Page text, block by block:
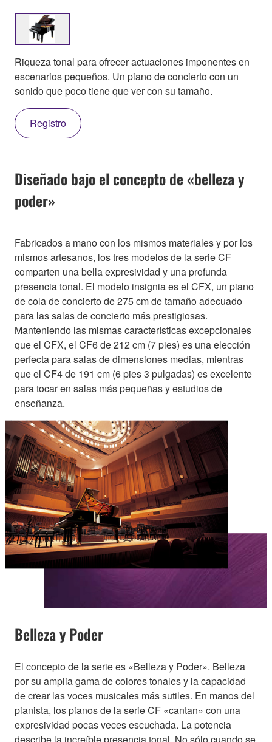
Riqueza tonal para ofrecer actuaciones imponentes en
escenarios pequeños. Un piano de concierto con un
sonido que poco tiene que ver con su tamaño.
Registro
Diseñado bajo el concepto de «belleza y
poder»
Fabricados a mano con los mismos materiales y por los
mismos artesanos, los tres modelos de la serie CF
comparten una bella expresividad y una profunda
presencia tonal. El modelo insignia es el CFX, un piano
de cola de concierto de 275 cm de tamaño adecuado
para las salas de concierto más prestigiosas.
Manteniendo las mismas características excepcionales
que el CFX, el CF6 de 212 cm (7 pies) es una elección
perfecta para salas de dimensiones medias, mientras
que el CF4 de 191 cm (6 pies 3 pulgadas) es excelente
para tocar en salas más pequeñas y estudios de
enseñanza.
Belleza y Poder
El concepto de la serie es «Belleza y Poder». Belleza
por su amplia gama de colores tonales y la capacidad
de crear las voces musicales más sutiles. En manos del
pianista, los pianos de la serie CF «cantan» con una
expresividad pocas veces escuchada. La potencia